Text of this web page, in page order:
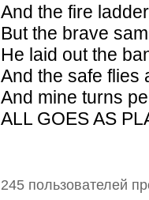
And the fire
But the brave
He laid out the
And the safe flies
And mine turns
ALL GOES AS
245 пользователей